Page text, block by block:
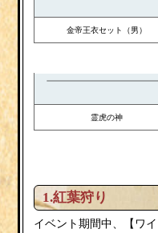
金帝王衣セット （男）
霊虎の神
1.紅葉狩り
イベント期間中、【ワ